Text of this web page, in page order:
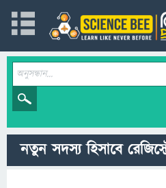
নতুন সদস্য হিসাবে